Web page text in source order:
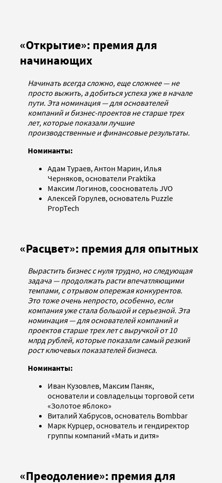
«Открытие»: премия для
начинающих
Начинать всегда сложно, еще сложнее — не
просто выжить, а добиться успеха уже в начале
пути. Эта номинация — для основателей
компаний и бизнес-проектов не старше трех
лет, которые показали лучшие
производственные и финансовые результаты.
Номинанты:
Адам Тураев, Антон Марин, Илья
Черняков, основатели Praktika
Максим Логинов, сооснователь JVO
Алексей Горулев, основатель Puzzle
PropTech
«Расцвет»: премия для опытных
Вырастить бизнес с нуля трудно, но следующая
задача — продолжать расти впечатляющими
темпами, с отрывом опережая конкурентов.
Это тоже очень непросто, особенно, если
компания уже стала большой и серьезной. Эта
номинация — для основателей компаний и
проектов старше трех лет с выручкой от 10
млрд рублей, которые показали самый резкий
рост ключевых показателей бизнеса.
Номинанты:
Иван Кузовлев, Максим Паняк,
основатели и совладельцы торговой сети
«Золотое яблоко»
Виталий Хабрусов, основатель Bombbar
Марк Курцер, основатель и гендиректор
группы компаний «Мать и дитя»
«Преодоление»: премия для